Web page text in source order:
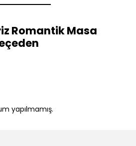
Romantik Masa
yapılmamış.